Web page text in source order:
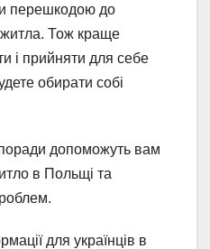
перешкодою до
Тож краще
і прийняти для себе
обирати собі
допоможуть вам
в Польщі та
для українців в